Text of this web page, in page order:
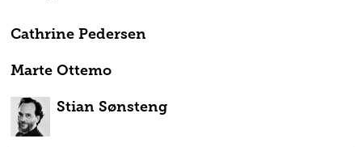
Cathrine Pedersen
Marte Ottemo
Stian Sønsteng